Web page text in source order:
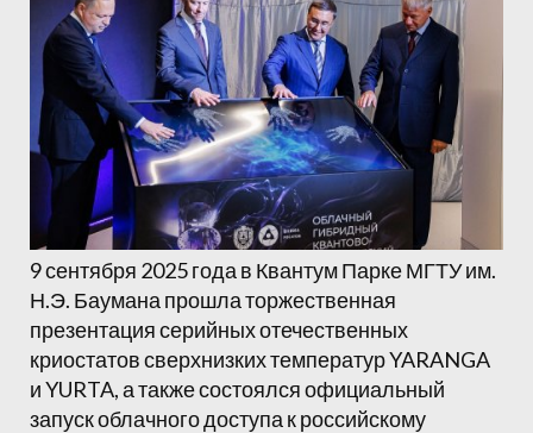
9 сентября 2025 года в Квантум Парке МГТУ им.
Н.Э. Баумана прошла торжественная
презентация серийных отечественных
криостатов сверхнизких температур YARANGA
и YURTA, а также состоялся официальный
запуск облачного доступа к российскому